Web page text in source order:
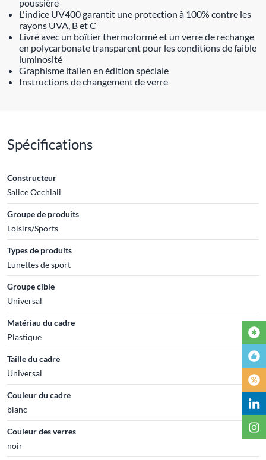
poussière
L'indice UV400 garantit une protection à 100% contre les
rayons UVA, B et C
Livré avec un boîtier thermoformé et un verre de rechange
en polycarbonate transparent pour les conditions de faible
luminosité
Graphisme italien en édition spéciale
Instructions de changement de verre
Spécifications
Constructeur
Salice Occhiali
Groupe de produits
Loisirs/Sports
Types de produits
Lunettes de sport
Groupe cible
Universal
Matériau du cadre
Plastique
Taille du cadre
Universal
Couleur du cadre
blanc
Couleur des verres
noir